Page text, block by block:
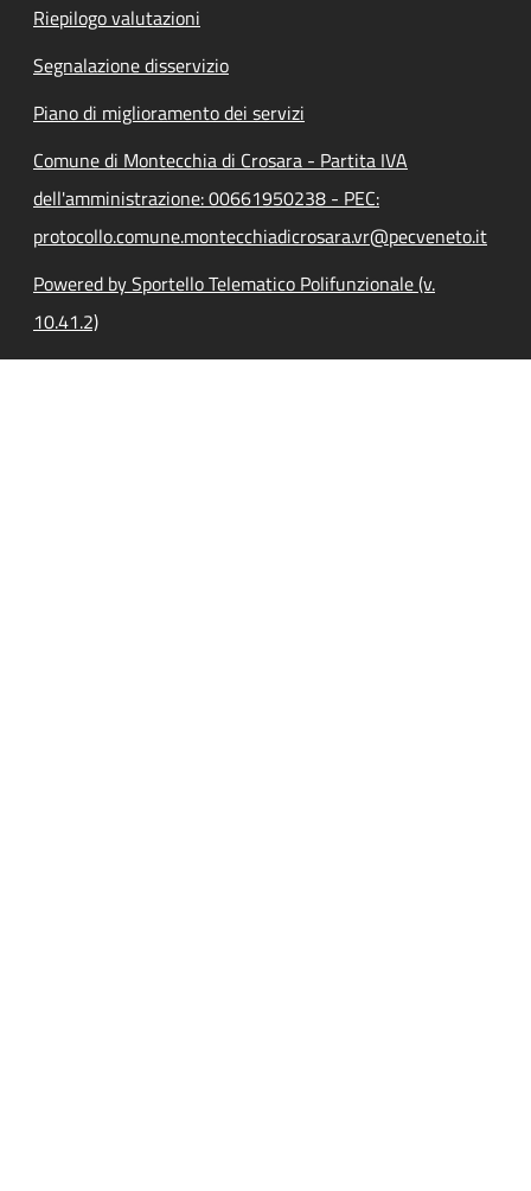
Riepilogo valutazioni
Segnalazione disservizio
Piano di miglioramento dei servizi
Comune di Montecchia di Crosara - Partita IVA
dell'amministrazione: 00661950238 - PEC:
protocollo.comune.montecchiadicrosara.vr@pecveneto.it
Powered by Sportello Telematico Polifunzionale (v.
10.41.2)